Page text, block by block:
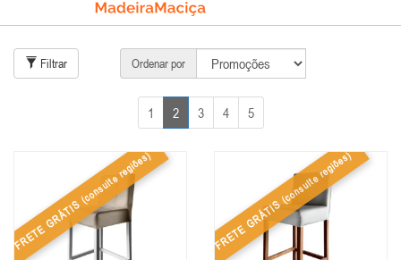
Filtrar Ordenar por
1 2 3 4 5
FRETE GRÁTIS
(consulte regiões)
FRETE GRÁTIS
(consulte regiões)